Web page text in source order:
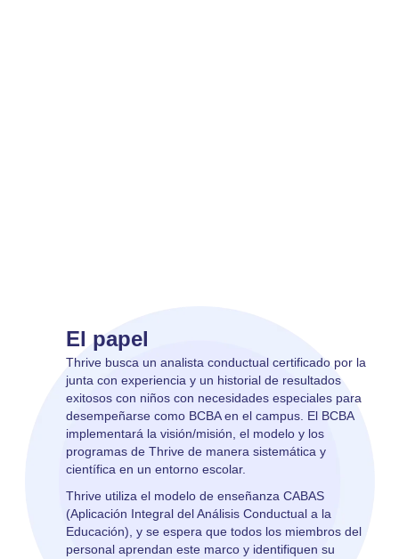
El papel
Thrive busca un analista conductual certificado por la
junta con experiencia y un historial de resultados
exitosos con niños con necesidades especiales para
desempeñarse como BCBA en el campus. El BCBA
implementará la visión/misión, el modelo y los
programas de Thrive de manera sistemática y
científica en un entorno escolar.
Thrive utiliza el modelo de enseñanza CABAS
(Aplicación Integral del Análisis Conductual a la
Educación), y se espera que todos los miembros del
personal aprendan este marco y identifiquen su